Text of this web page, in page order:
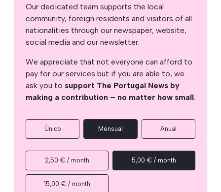
Our dedicated team supports the local
community, foreign residents and visitors of all
nationalities through our newspaper, website,
social media and our newsletter.
We appreciate that not everyone can afford to
pay for our services but if you are able to, we
ask you to support The Portugal News by
making a contribution – no matter how small.
Único Mensual Anual
2,50 € / month 5,00 € / month
15,00 € / month